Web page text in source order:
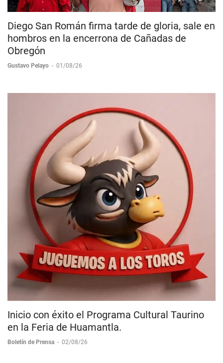
Diego San Román firma tarde de gloria, sale en
hombros en la encerrona de Cañadas de
Obregón
Gustavo Pelayo - 01/08/26
Inicio con éxito el Programa Cultural Taurino
en la Feria de Huamantla.
Boletín de Prensa - 02/08/26